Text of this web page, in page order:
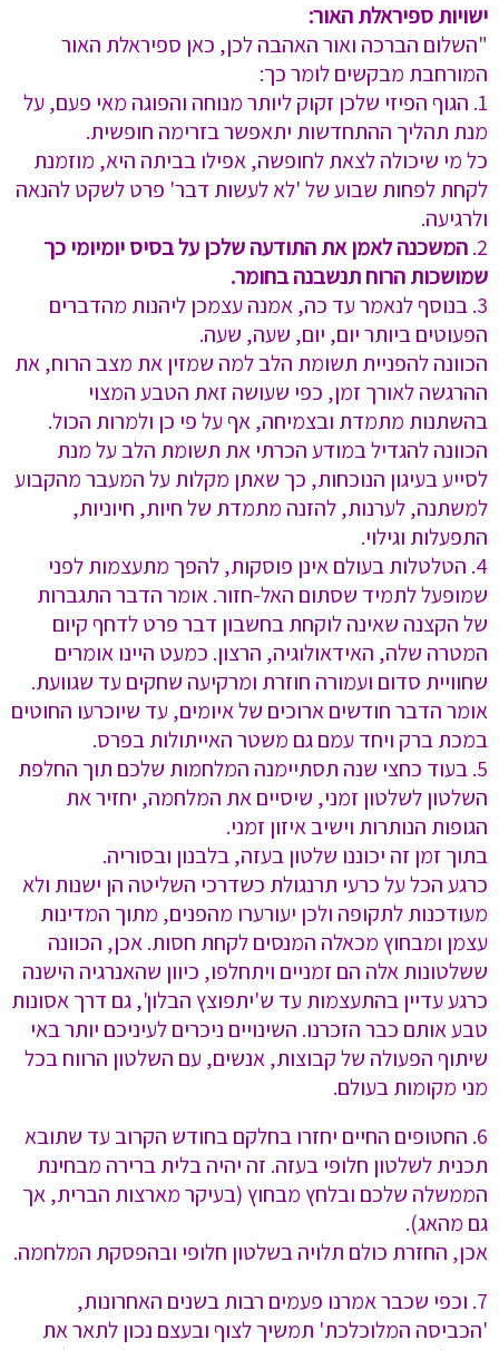
ישויות ספיראלת האור:
"השלום הברכה ואור האהבה לכן, כאן ספיראלת האור
המורחבת מבקשים לומר כך:
1. הגוף הפיזי שלכן זקוק ליותר מנוחה והפוגה מאי פעם, על
מנת תהליך ההתחדשות יתאפשר בזרימה חופשית.
כל מי שיכולה לצאת לחופשה, אפילו בביתה היא, מוזמנת
לקחת לפחות שבוע של 'לא לעשות דבר' פרט לשקט להנאה
ולרגיעה.
2. המשכנה לאמן את התודעה שלכן על בסיס יומיומי כך
שמושכות הרוח תנשבנה בחומר.
3. בנוסף לנאמר עד כה, אמנה עצמכן ליהנות מהדברים
הפעוטים ביותר יום, יום, שעה, שעה.
הכוונה להפניית תשומת הלב למה שמזין את מצב הרוח, את
ההרגשה לאורך זמן, כפי שעושה זאת הטבע המצוי
בהשתנות מתמדת ובצמיחה, אף על פי כן ולמרות הכול.
הכוונה להגדיל במודע הכרתי את תשומת הלב על מנת
לסייע בעיגון הנוכחות, כך שאתן מקלות על המעבר מהקבוע
למשתנה, לערנות, להזנה מתמדת של חיות, חיוניות,
התפעלות וגילוי.
4. ⁠הטלטלות בעולם אינן פוסקות, להפך מתעצמות לפני
שמופעל לתמיד שסתום האל-חזור. אומר הדבר התגברות
של הקצנה שאינה לוקחת בחשבון דבר פרט לדחף קיום
המטרה שלה, האידאולוגיה, הרצון. כמעט היינו אומרים
שחוויית סדום ועמורה חוזרת ומרקיעה שחקים עד שגוועת.
אומר הדבר חודשים ארוכים של איומים, עד שיוכרעו החוטים
במכת ברק ויחד עמם גם משטר האייתולות בפרס.
5. ⁠בעוד כחצי שנה תסתיימנה המלחמות שלכם תוך החלפת
השלטון לשלטון זמני, שיסיים את המלחמה, יחזיר את
הגופות הנותרות וישיב איזון זמני.
בתוך זמן זה יכוננו שלטון בעזה, בלבנון ובסוריה.
כרגע הכל על כרעי תרנגולת כשדרכי השליטה הן ישנות ולא
מעודכנות לתקופה ולכן יעורערו מהפנים, מתוך המדינות
עצמן ומבחוץ מכאלה המנסים לקחת חסות. אכן, הכוונה
ששלטונות אלה הם זמניים ויתחלפו, כיוון שהאנרגיה הישנה
כרגע עדיין בהתעצמות עד ש'יתפוצץ הבלון', גם דרך אסונות
טבע אותם כבר הזכרנו. השינויים ניכרים לעיניכם יותר באי
שיתוף הפעולה של קבוצות, אנשים, עם השלטון הרווח בכל
מני מקומות בעולם.
6. ⁠החטופים החיים יחזרו בחלקם בחודש הקרוב עד שתובא
תכנית לשלטון חלופי בעזה. זה יהיה בלית ברירה מבחינת
הממשלה שלכם ובלחץ מבחוץ (בעיקר מארצות הברית, אך
גם מהאג).
אכן, החזרת כולם תלויה בשלטון חלופי ובהפסקת המלחמה.
7. ⁠וכפי שכבר אמרנו פעמים רבות בשנים האחרונות,
'הכביסה המלוכלכת' תמשיך לצוף ובעצם נכון לתאר את